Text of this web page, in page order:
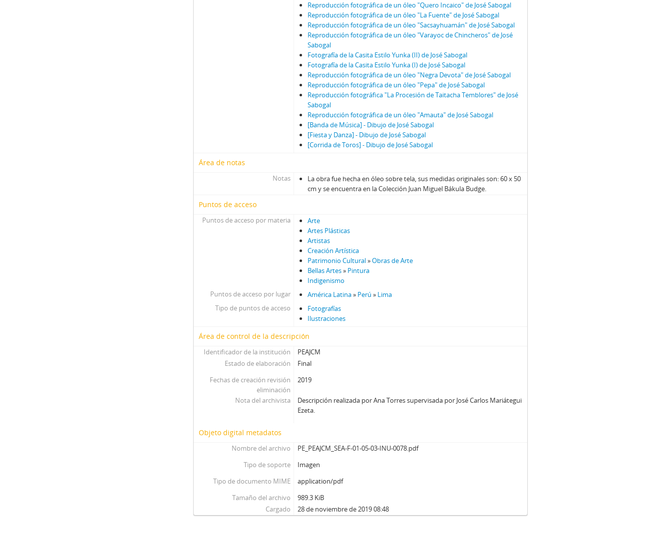
Reproducción fotográfica de un óleo "Quero Incaico" de José Sabogal
Reproducción fotográfica de un óleo "La Fuente" de José Sabogal
Reproducción fotográfica de un óleo "Sacsayhuamán" de José Sabogal
Reproducción fotográfica de un óleo "Varayoc de Chincheros" de José
Sabogal
Fotografía de la Casita Estilo Yunka (II) de José Sabogal
Fotografía de la Casita Estilo Yunka (I) de José Sabogal
Reproducción fotográfica de un óleo "Negra Devota" de José Sabogal
Reproducción fotográfica de un óleo "Pepa" de José Sabogal
Reproducción fotográfica "La Procesión de Taitacha Temblores" de José
Sabogal
Reproducción fotográfica de un óleo "Amauta" de José Sabogal
[Banda de Música] - Dibujo de José Sabogal
[Fiesta y Danza] - Dibujo de José Sabogal
[Corrida de Toros] - Dibujo de José Sabogal
Área de notas
Notas
La obra fue hecha en óleo sobre tela, sus medidas originales son: 60 x 50
cm y se encuentra en la Colección Juan Miguel Bákula Budge.
Puntos de acceso
Puntos de acceso por materia
Arte
Artes Plásticas
Artistas
Creación Artística
Patrimonio Cultural»Obras de Arte
Bellas Artes» Pintura
Indigenismo
Puntos de acceso por lugar
América Latina» Perú » Lima
Tipo de puntos de acceso
Fotografías
Ilustraciones
Área de control de la descripción
Identificador de la institución
PEAJCM
Estado de elaboración
Final
Fechas de creación revisión
eliminación
2019
Nota del archivista
Descripción realizada por Ana Torres supervisada por José Carlos Mariátegui
Ezeta.
Objeto digital metadatos
Nombre del archivo
PE_PEAJCM_SEA-F-01-05-03-INU-0078.pdf
Tipo de soporte
Imagen
Tipo de documento MIME
application/pdf
Tamaño del archivo
989.3 KiB
Cargado
28 de noviembre de 2019 08:48